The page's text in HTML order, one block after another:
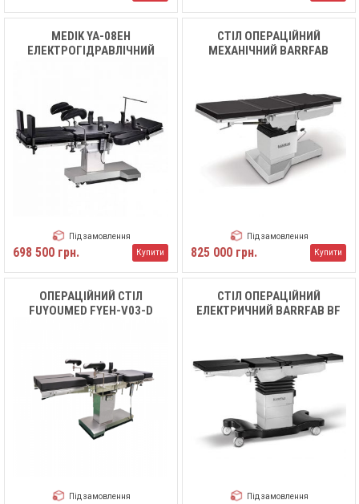
MEDIK YA-08EH
ЕЛЕКТРОГІДРАВЛІЧНИЙ
Під замовлення
698 500 грн. Купити
СТІЛ ОПЕРАЦІЙНИЙ
МЕХАНІЧНИЙ BARRFAB
Під замовлення
825 000 грн. Купити
ОПЕРАЦІЙНИЙ СТІЛ
FUYOUMED FYEH-V03-D
Під замовлення
СТІЛ ОПЕРАЦІЙНИЙ
ЕЛЕКТРИЧНИЙ BARRFAB BF
Під замовлення